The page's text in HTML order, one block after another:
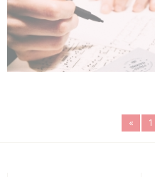
« 1